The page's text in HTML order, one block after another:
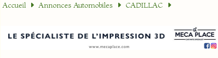
Accueil Annonces Automobiles CADILLAC